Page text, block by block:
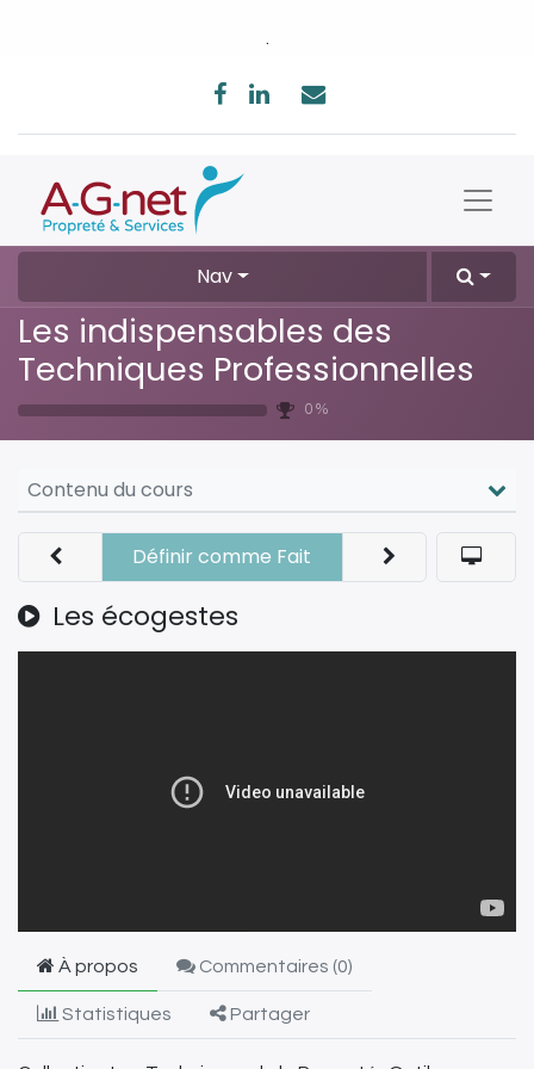
Nav
Les indispensables des
Techniques Professionnelles
0 %
Contenu du cours
Les écogestes
Définir comme Fait
À propos Commentaires (0)
Statistiques Partager